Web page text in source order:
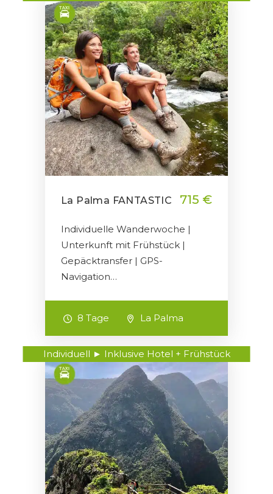
La Palma FANTASTIC 715 €
Individuelle Wanderwoche |
Unterkunft mit Frühstück |
Gepäcktransfer | GPS-
Navigation…
8 Tage La Palma
Individuell ► Inklusive Hotel + Frühstück